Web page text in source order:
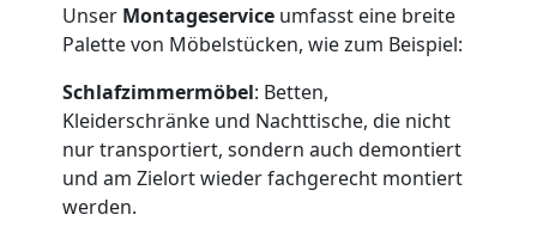
Unser Montageservice umfasst eine breite
Palette von Möbelstücken, wie zum Beispiel:
Schlafzimmermöbel: Betten,
Kleiderschränke und Nachttische, die nicht
nur transportiert, sondern auch demontiert
und am Zielort wieder fachgerecht montiert
werden.